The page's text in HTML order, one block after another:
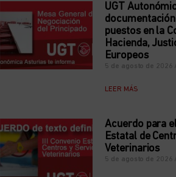
UGT
puestos en la
Hacienda,
Europeos
5 de agosto de 2026
LEER MÁS
Acuerdo para
Estatal de
Veterinarios
5 de agosto de 2026